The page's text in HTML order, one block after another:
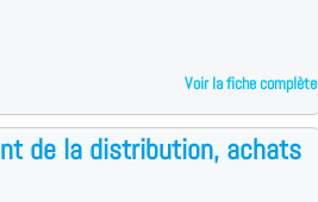
Voir la fiche complète
de la distribution, achats